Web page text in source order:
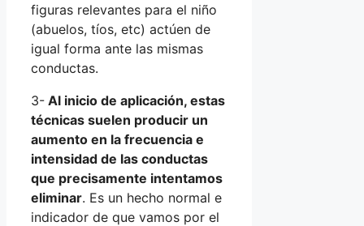
figuras relevantes para el niño
(abuelos, tíos, etc) actúen de
igual forma ante las mismas
conductas.
3- Al inicio de aplicación, estas
técnicas suelen producir un
aumento en la frecuencia e
intensidad de las conductas
que precisamente intentamos
eliminar. Es un hecho normal e
indicador de que vamos por el